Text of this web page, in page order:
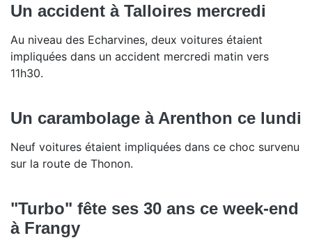
Un accident à Talloires mercredi
Au niveau des Echarvines, deux voitures étaient
impliquées dans un accident mercredi matin vers
11h30.
Un carambolage à Arenthon ce lundi
Neuf voitures étaient impliquées dans ce choc survenu
sur la route de Thonon.
"Turbo" fête ses 30 ans ce week-end
à Frangy